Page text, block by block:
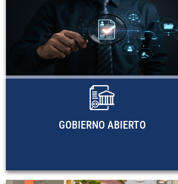
GOBIERNO ABIERTO
GOBIERNO
Planes de acción y marcos
gobierno abierto de la región.
de OGP, actividades de
documentos metodológicos y
investigación de la CEPAL sobre